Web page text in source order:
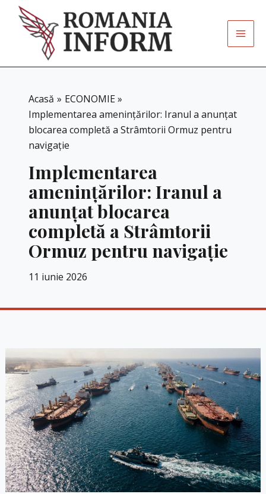
content
Acasă
ECONOMIE
Implementarea amenințărilor: Iranul a anunțat
blocarea completă a Strâmtorii Ormuz pentru
navigație
Implementarea
amenințărilor: Iranul a
anunțat blocarea
completă a Strâmtorii
Ormuz pentru navigație
11 iunie 2026